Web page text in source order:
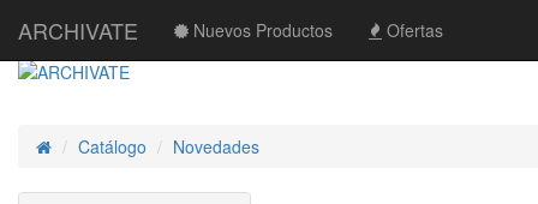
ARCHIVATE Nuevos Productos Ofertas
InicioCatálogo Novedades